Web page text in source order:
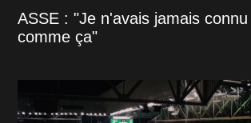
ASSE : "Je n'avais jamais
comme ça"